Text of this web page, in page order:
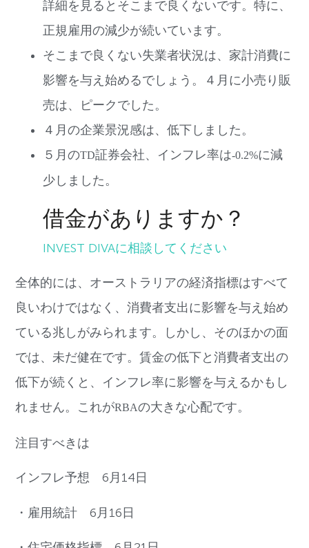
詳細を見るとそこまで良くないです。特に、
正規雇用の減少が続いています。
そこまで良くない失業者状況は、家計消費に
影響を与え始めるでしょう。４月に小売り販
売は、ピークでした。
４月の企業景況感は、低下しました。
５月のTD証券会社、インフレ率は-0.2%に減
少しました。
借金がありますか？
INVEST DIVAに相談してください
全体的には、オーストラリアの経済指標はすべて
良いわけではなく、消費者支出に影響を与え始め
ている兆しがみられます。しかし、そのほかの面
では、未だ健在です。賃金の低下と消費者支出の
低下が続くと、インフレ率に影響を与えるかもし
れません。これがRBAの大きな心配です。
注目すべきは
インフレ予想6 月 14 日
・雇用統計6 月 16 日